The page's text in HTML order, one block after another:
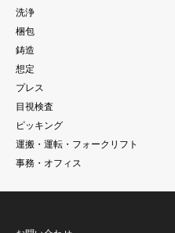
洗浄
梱包
鋳造
想定
プレス
目視検査
ピッキング
運搬・運転・フォークリフト
事務・オフィス